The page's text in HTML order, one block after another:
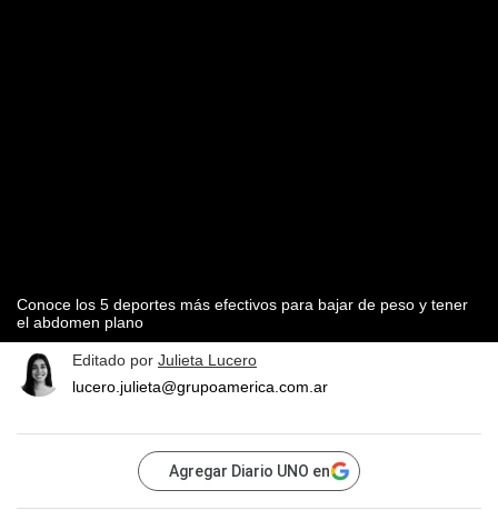
Conoce los 5 deportes más efectivos para bajar de peso y tener
el abdomen plano
Editado por Julieta Lucero
lucero.julieta@grupoamerica.com.ar
Agregar Diario UNO en